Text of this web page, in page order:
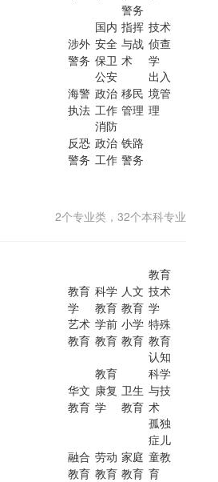
涉外
警务
国内
安全
保卫
警务
指挥
与战
术
技术
侦查
学
海警
执法
公安
政治
工作
移民
管理
出入
境管
理
反恐
警务
消防
政治
工作
铁路
警务
2个专业类，32个本科专业
教育
学
科学
教育
人文
教育
教育
技术
学
艺术
教育
学前
教育
小学
教育
特殊
教育
华文
教育
教育
康复
学
卫生
教育
认知
科学
与技
术
融合
教育
劳动
教育
家庭
教育
孤独
症儿
童教
育